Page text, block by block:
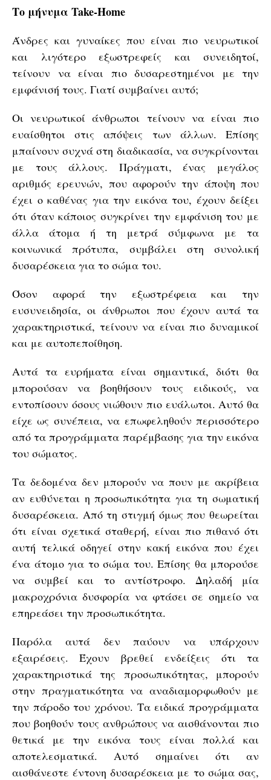
Το μήνυμα Take-Home
Άνδρες και γυναίκες που είναι πιο νευρωτικοί
και λιγότερο εξωστρεφείς και συνειδητοί,
τείνουν να είναι πιο δυσαρεστημένοι με την
εμφάνισή τους. Γιατί συμβαίνει αυτό;
Οι νευρωτικοί άνθρωποι τείνουν να είναι πιο
ευαίσθητοι στις απόψεις των άλλων. Επίσης
μπαίνουν συχνά στη διαδικασία, να συγκρίνονται
με τους άλλους. Πράγματι, ένας μεγάλος
αριθμός ερευνών, που αφορούν την άποψη που
έχει ο καθένας για την εικόνα του, έχουν δείξει
ότι όταν κάποιος συγκρίνει την εμφάνιση του με
άλλα άτομα ή τη μετρά σύμφωνα με τα
κοινωνικά πρότυπα, συμβάλει στη συνολική
δυσαρέσκεια για το σώμα του.
Όσον αφορά την εξωστρέφεια και την
ευσυνειδησία, οι άνθρωποι που έχουν αυτά τα
χαρακτηριστικά, τείνουν να είναι πιο δυναμικοί
και με αυτοπεποίθηση.
Αυτά τα ευρήματα είναι σημαντικά, διότι θα
μπορούσαν να βοηθήσουν τους ειδικούς, να
εντοπίσουν όσους νιώθουν πιο ευάλωτοι. Αυτό θα
είχε ως συνέπεια, να επωφεληθούν περισσότερο
από τα προγράμματα παρέμβασης για την εικόνα
του σώματος.
Τα δεδομένα δεν μπορούν να πουν με ακρίβεια
αν ευθύνεται η προσωπικότητα για τη σωματική
δυσαρέσκεια. Από τη στιγμή όμως που θεωρείται
ότι είναι σχετικά σταθερή, είναι πιο πιθανό ότι
αυτή τελικά οδηγεί στην κακή εικόνα που έχει
ένα άτομο για το σώμα του. Επίσης θα μπορούσε
να συμβεί και το αντίστροφο. Δηλαδή μία
μακροχρόνια δυσφορία να φτάσει σε σημείο να
επηρεάσει την προσωπικότητα.
Παρόλα αυτά δεν παύουν να υπάρχουν
εξαιρέσεις. Έχουν βρεθεί ενδείξεις ότι τα
χαρακτηριστικά της προσωπικότητας, μπορούν
στην πραγματικότητα να αναδιαμορφωθούν με
την πάροδο του χρόνου. Τα ειδικά προγράμματα
που βοηθούν τους ανθρώπους να αισθάνονται πιο
θετικά με την εικόνα τους είναι πολλά και
αποτελεσματικά. Αυτό σημαίνει ότι αν
αισθάνεστε έντονη δυσαρέσκεια με το σώμα σας,